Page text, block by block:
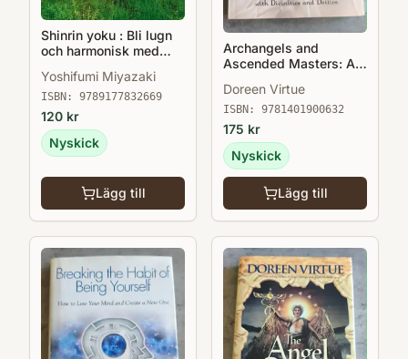
Shinrin yoku : Bli lugn
och harmonisk med
Yoshifumi Miyazaki
ISBN: 9789177832669
120 kr
Nyskick
Lägg till
Archangels and
Ascended Masters: A
Healing with Divinities
and Deities
Doreen Virtue
ISBN: 9781401900632
175 kr
Nyskick
Lägg till